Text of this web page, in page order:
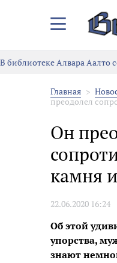
Закрыть/
меню
Алвара Аалто сегодня
Главная
преодолел
Он
камня
22.06.2020 16:24
Об этой
упорства,
знают